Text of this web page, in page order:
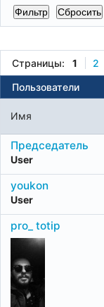
Страницы: 1 2
Пользователи
Имя
Председатель
User
youkon
User
pro_ totip